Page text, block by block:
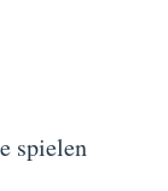
spielen